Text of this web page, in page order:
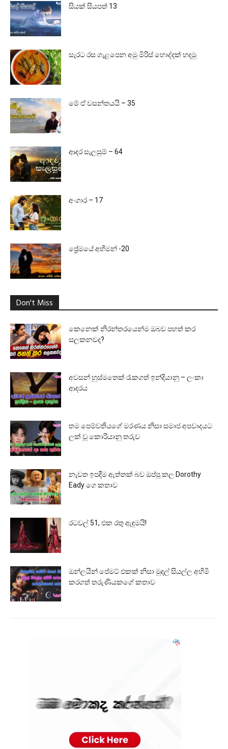
සියක් සියපත් 13
සැරට රස ගැළපෙන අමු මිරිස් හොද්දක් හදමු
මේ ඒ වසන්තයයි – 35
ආදර සැලසුම් – 64
අංගාර – 17
ප්‍රේමයේ අභිමන් -20
Don't Miss
කෙනෙක් නිරන්තරයෙන්ම ඔබව පහත් කර
සලකනවද?
අවසන් හුස්මතෙක් රැකගත් ඉන්දියානු – ලංකා
ආදරය
තම පෙම්වතියගේ මරණය නිසා සමාජ අපවාදයට
ලක් වූ කොරියානු තරුව
නැවත ඉපදීම ඇත්තක් බව ඔප්පු කල Dorothy
Eady ගෙ කතාව
රටවල් 51, එක රතු ඇඳුමයි!
ඔන්ලයින් පේමට් එකක් නිසා මුදල් සියල්ල අහිමි
කරගත් තරුණියකගේ කතාව